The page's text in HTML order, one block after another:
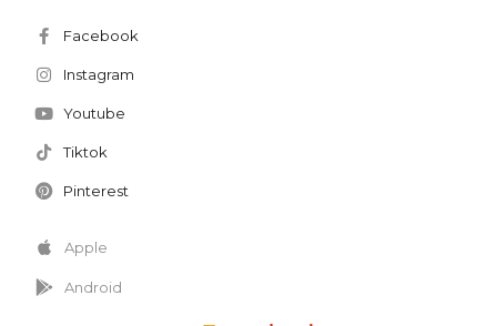
Facebook
Instagram
Youtube
Tiktok
Pinterest
Apple
Android